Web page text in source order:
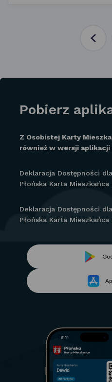
Pobierz
Z Osobistej Karty
również w wersji aplikacji
Deklaracja Dostępności
Płońska Karta
Deklaracja Dostępności
Płońska Karta Mieszkańca